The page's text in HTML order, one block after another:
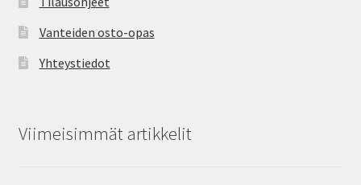
Vanteiden osto-opas
Yhteystiedot
Viimeisimmät artikkelit